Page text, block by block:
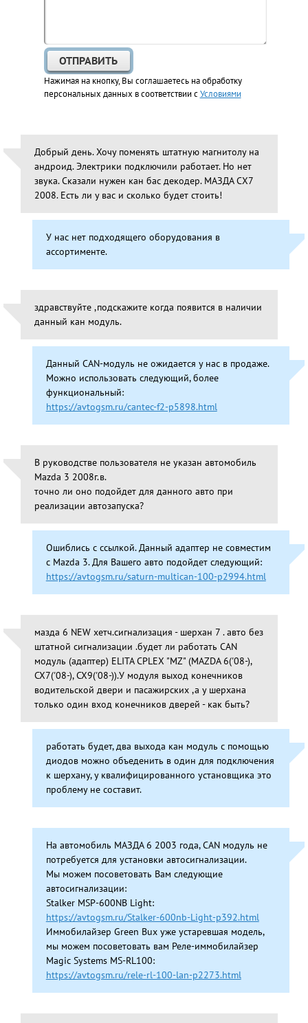
Нажимая на кнопку, Вы соглашаетесь на обработку
персональных данных в соответствии сУсловиями
Добрый день. Хочу поменять штатную магнитолу на
андроид. Электрики подключили работает. Но нет
звука. Сказали нужен кан бас декодер. МАЗДА СХ7
2008. Есть ли у вас и сколько будет стоить!
У нас нет подходящего оборудования в
ассортименте.
здравствуйте ,подскажите когда появится в наличии
данный кан модуль.
Данный CAN-модуль не ожидается у нас в продаже.
Можно использовать следующий, более
функциональный:
https://avtogsm.ru/cantec-f2-p5898.html
В руководстве пользователя не указан автомобиль
Mazda 3 2008г.в.
точно ли оно подойдет для данного авто при
реализации автозапуска?
Ошиблись с ссылкой. Данный адаптер не совместим
с Mazda 3. Для Вашего авто подойдет следующий:
https://avtogsm.ru/saturn-multican-100-p2994.html
мазда 6 NEW хетч.сигнализация - шерхан 7 . авто без
штатной сигнализации .будет ли работать CAN
модуль (адаптер) ELITA CPLEX "MZ" (MAZDA 6('08-),
CX7('08-), CX9('08-)).У модуля выход конечников
водительской двери и пасажирских ,а у шерхана
только один вход конечников дверей - как быть?
работать будет, два выхода кан модуль с помощью
диодов можно объеденить в один для подключения
к шерхану, у квалифицированного установщика это
проблему не составит.
На автомобиль МАЗДА 6 2003 года, CAN модуль не
потребуется для установки автосигнализации.
Мы можем посоветовать Вам следующие
автосигнализации:
Stalker MSP-600NB Light:
https://avtogsm.ru/Stalker-600nb-Light-p392.html
Иммобилайзер Green Bux уже устаревшая модель,
мы можем посоветовать вам Реле-иммобилайзер
Magic Systems MS-RL100:
https://avtogsm.ru/rele-rl-100-lan-p2273.html